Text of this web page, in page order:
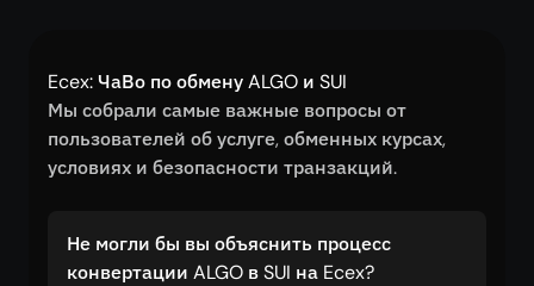
Ecex: ЧаВо по обмену ALGO и SUI
Мы собрали самые важные вопросы от
пользователей об услуге, обменных курсах,
условиях и безопасности транзакций.
Не могли бы вы объяснить процесс
конвертации ALGO в SUI на Ecex?